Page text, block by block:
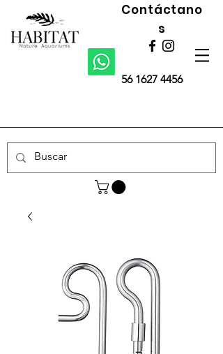
Contáctano
s
56 1627 4456